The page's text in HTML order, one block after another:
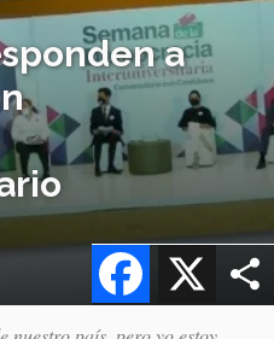
a
X
Facebook